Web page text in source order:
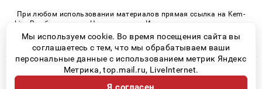
При любом использовании материалов прямая ссылка на Kem-
Live.Ru обязательна. Цитирование в Интернете возможно только
при наличии письменного разрешения.
© 2026 «Kem-Live» | Все права защищены
Возрастная категория сайта 16+
Мы используем cookie. Во время посещения сайта вы
соглашаетесь с тем, что мы обрабатываем ваши
персональные данные с использованием метрик Яндекс
Метрика, top.mail.ru, LiveInternet.